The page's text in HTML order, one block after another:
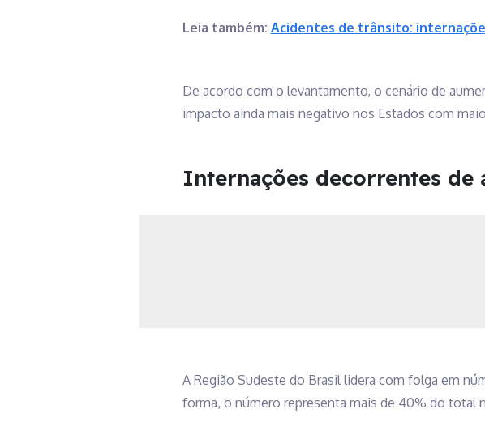
Leia também: Acidentes de trânsito:
De acordo com o levantamento, o cenário de
impacto ainda mais negativo nos Estados com
Internações decorrentes de
A Região Sudeste do Brasil lidera com folga em
forma, o número representa mais de 40% do total